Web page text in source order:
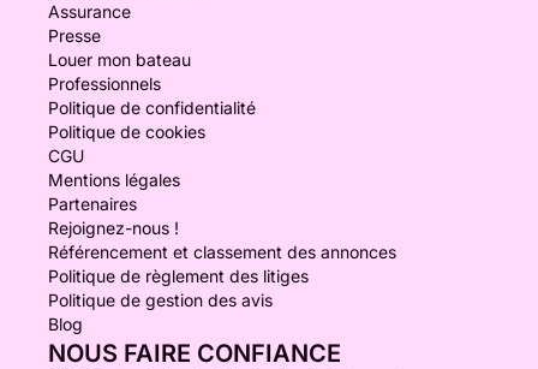
Assurance
Presse
Louer mon bateau
Professionnels
Politique de confidentialité
Politique de cookies
CGU
Mentions légales
Partenaires
Rejoignez-nous !
Référencement et classement des annonces
Politique de règlement des litiges
Politique de gestion des avis
Blog
NOUS FAIRE CONFIANCE